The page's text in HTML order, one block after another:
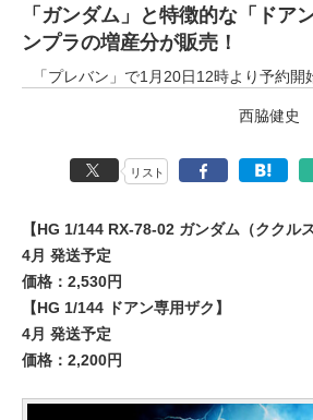
「ガンダム」と特徴的な「ドア
ンプラの増産分が販売！
「プレバン」で1月20日12時より予約開
西脇健史
リスト
【HG 1/144 RX-78-02 ガンダム（ククル
4月 発送予定
価格：2,530円
【HG 1/144 ドアン専用ザク】
4月 発送予定
価格：2,200円